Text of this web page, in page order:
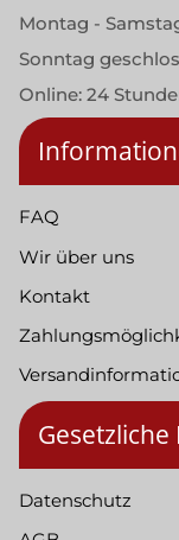
Montag -
Sonntag
Online: 24
FAQ
Wir über uns
Kontakt
Datenschutz